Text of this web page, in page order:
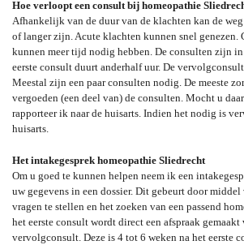
Hoe verloopt een consult bij homeopathie
Afhankelijk van de duur van de klachten kan de
of langer zijn. Acute klachten kunnen snel genezen.
kunnen meer tijd nodig hebben. De consulten zijn
eerste consult duurt anderhalf uur. De
Meestal zijn een paar consulten nodig. De meeste
vergoeden (een deel van) de consulten. Mocht u
rapporteer ik naar de huisarts. Indien het nodig is
huisarts.
Het intakegesprek homeopathie Sliedrecht
Om u goed te kunnen helpen neem ik een
uw gegevens in een dossier. Dit gebeurt door
vragen te stellen en het zoeken van een passend
het eerste consult wordt direct een afspraak gemaakt
vervolgconsult. Deze is 4 tot 6 weken na het eerste